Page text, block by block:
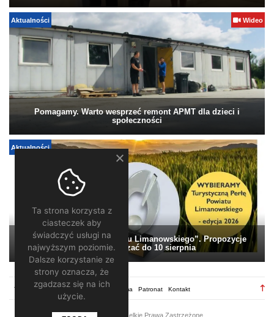
Aktualności Wideo
Pomagamy. Warto wesprzeć remont APMT dla dzieci i
społeczności
Aktualności
„Turystyczna Perła Powiatu Limanowskiego”. Propozycje
można zgłaszać do 10 sierpnia
Regulamin Redakcja Reklama Patronat Kontakt
Ta strona korzysta z
ciasteczek aby
świadczyć usługi na
najwyższym poziomie.
Dalsze korzystanie ze
strony oznacza, że
zgadzasz się na ich
użycie.